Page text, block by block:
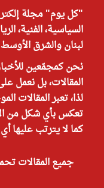
"كل يوم" مجلة
السياسية، الفنية،
لبنان والشرق
نحن كمجمّعين
المقالات، بل نعمل
لذا، تعبر المقالات
تعكس بأي شكل من
كما لا يترتب عليها
جميع المقالات